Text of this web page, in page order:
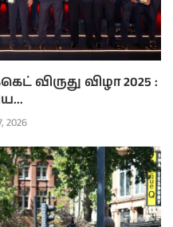
விருது விழா 2025 :
2026